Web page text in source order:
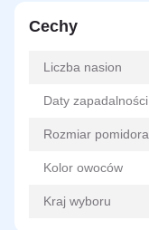
Cechy
Liczba nasion
Daty zapadalności
Rozmiar pomidora
Kolor owoców
Kraj wyboru